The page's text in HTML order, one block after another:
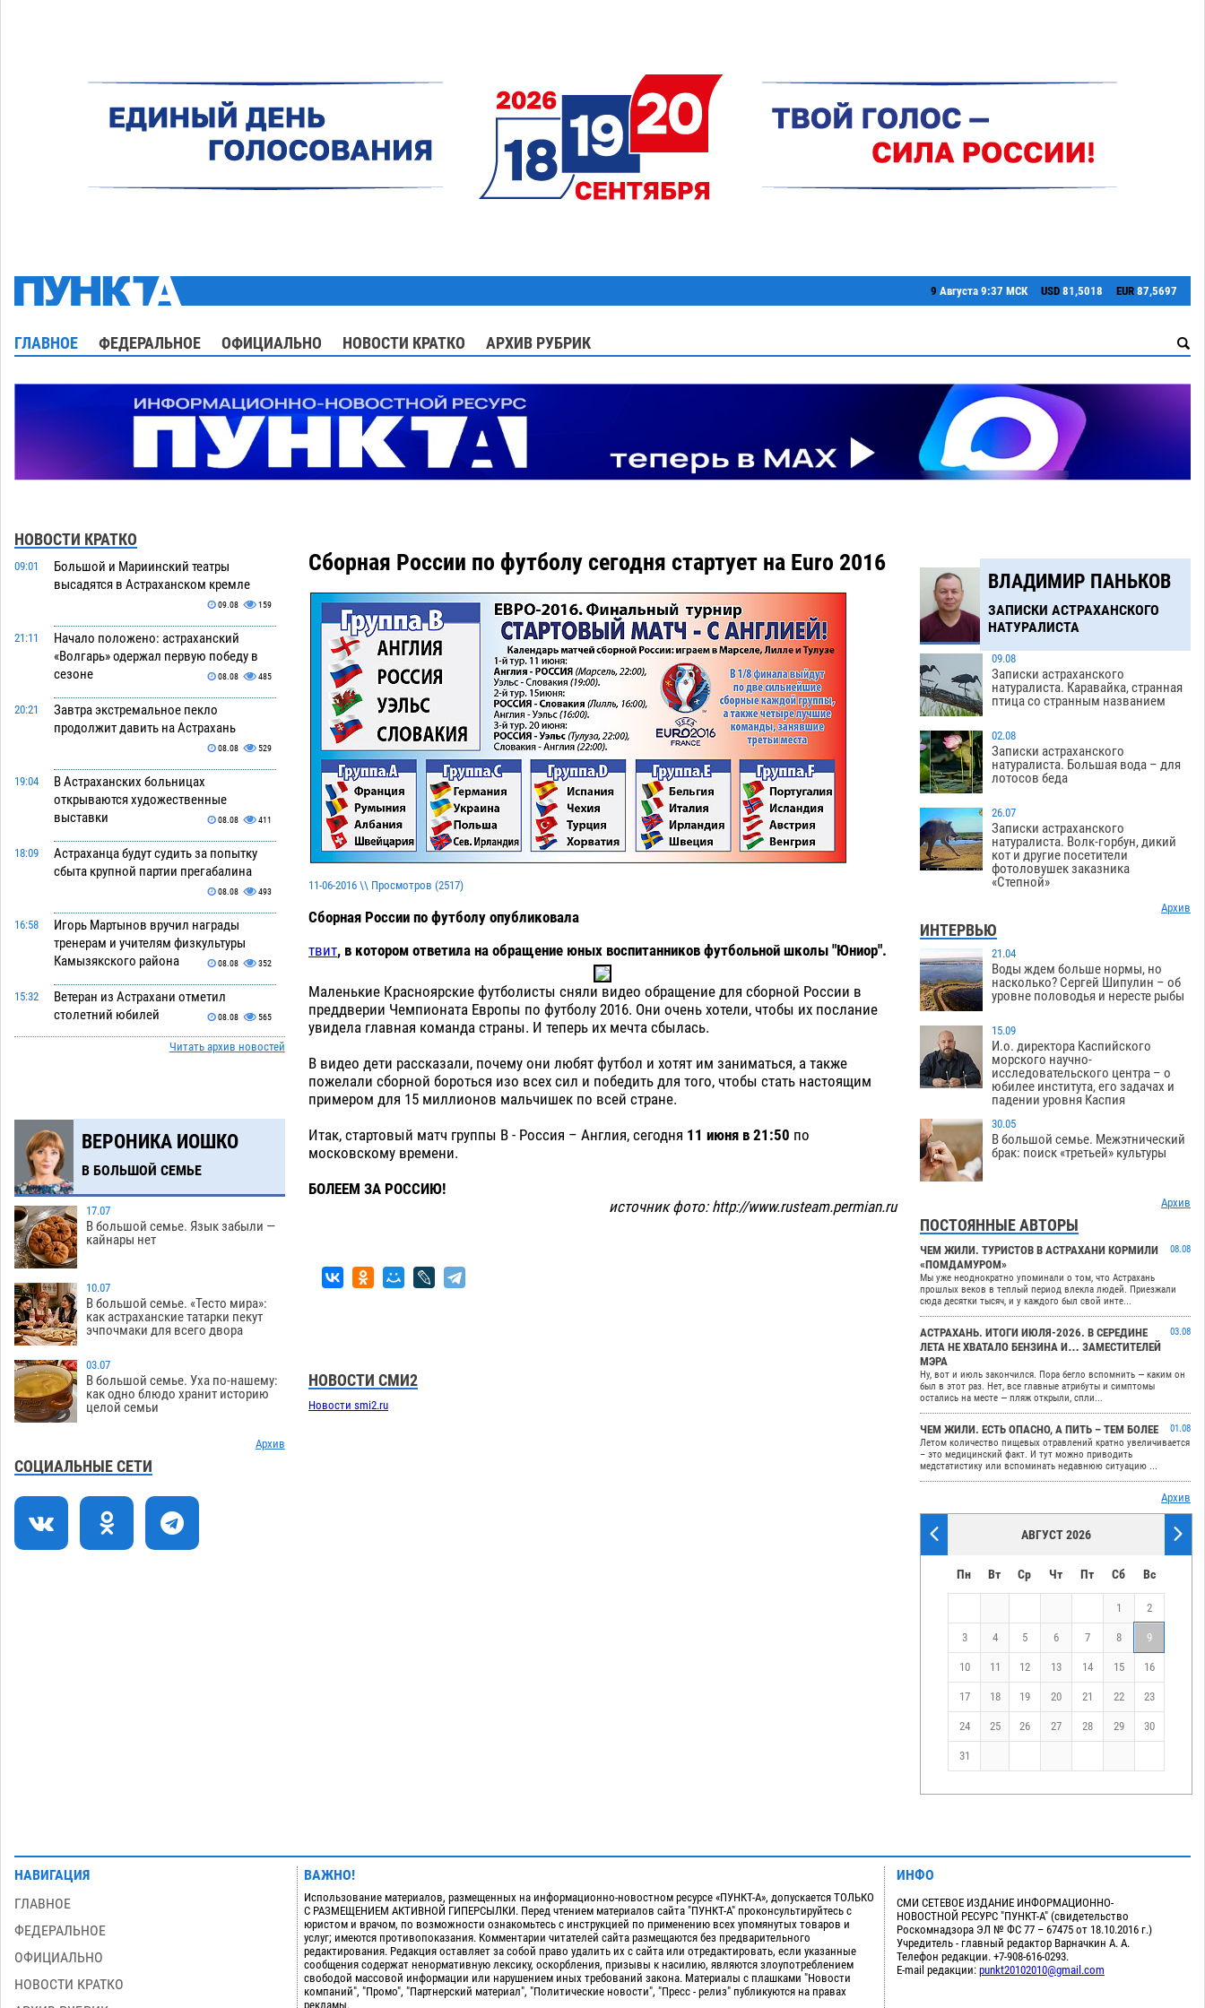
9 Августа 9:37 МСК USD 81,5018 EUR 87,5697
ГЛАВНОЕ ФЕДЕРАЛЬНОЕ ОФИЦИАЛЬНО НОВОСТИ КРАТКО АРХИВ РУБРИК
НОВОСТИ КРАТКО
09:01
Большой и Мариинский театры
высадятся в Астраханском кремле
09.08 159
21:11
Начало положено: астраханский
«Волгарь» одержал первую победу в
сезоне
08.08 485
20:21
Завтра экстремальное пекло
продолжит давить на Астрахань
08.08 529
19:04
В Астраханских больницах
открываются художественные
выставки
08.08 411
18:09
Астраханца будут судить за попытку
сбыта крупной партии прегабалина
08.08 493
16:58
Игорь Мартынов вручил награды
тренерам и учителям физкультуры
Камызякского района
08.08 352
15:32
Ветеран из Астрахани отметил
столетний юбилей
08.08 565
Погибший на Донбассе волонтер из
13:10
Подросток, перебегавший дорогу вне
перехода, попал под колеса авто в
Астрахани
12:02
Астраханский следком помог
подростку получить зарплату за
честный труд
08.08 439
10:51
Фаворитская ноша: астраханские
гандболисты крупно проиграли
пермякам
08.08 409
09:00
Лидеры чеченской диаспоры в
лихача с улицы Никольской
08.08 886
18:00
Завтра астраханцы проведут день в
режиме экстремальной температурной
нагрузки
17:09
Астраханский котлован с мусором
угрожает плодородию Харабалинского
Читать архив новостей
ВЕРОНИКА ИОШКО
В БОЛЬШОЙ СЕМЬЕ
17.07
В большой семье. Язык забыли —
кайнары нет
10.07
В большой семье. «Тесто мира»:
как астраханские татарки пекут
эчпочмаки для всего двора
03.07
В большой семье. Уха по-нашему:
как одно блюдо хранит историю
целой семьи
Архив
СОЦИАЛЬНЫЕ СЕТИ
Сборная России по футболу сегодня стартует на Euro 2016
11-06-2016 \\ Просмотров (2517)
Сборная России по футболу опубликовала
твит, в котором ответила на обращение юных воспитанников футбольной школы "Юниор".
Маленькие Красноярские футболисты сняли видео обращение для сборной России в
преддверии Чемпионата Европы по футболу 2016. Они очень хотели, чтобы их послание
увидела главная команда страны. И теперь их мечта сбылась.
В видео дети рассказали, почему они любят футбол и хотят им заниматься, а также
пожелали сборной бороться изо всех сил и победить для того, чтобы стать настоящим
примером для 15 миллионов мальчишек по всей стране.
Итак, стартовый матч группы B - Россия – Англия, сегодня 11 июня в 21:50 по
московскому времени.
БОЛЕЕМ ЗА РОССИЮ!
источник фото: http://www.rusteam.permian.ru
НОВОСТИ СМИ2
Новости smi2.ru
ВЛАДИМИР ПАНЬКОВ
ЗАПИСКИ АСТРАХАНСКОГО
НАТУРАЛИСТА
09.08
Записки астраханского
натуралиста. Каравайка, странная
птица со странным названием
02.08
Записки астраханского
натуралиста. Большая вода – для
лотосов беда
26.07
Записки астраханского
натуралиста. Волк-горбун, дикий
кот и другие посетители
фотоловушек заказника
«Степной»
Архив
ИНТЕРВЬЮ
21.04
Воды ждем больше нормы, но
насколько? Сергей Шипулин – об
уровне половодья и нересте рыбы
15.09
И.о. директора Каспийского
морского научно-
исследовательского центра – о
юбилее института, его задачах и
падении уровня Каспия
30.05
В большой семье. Межэтнический
брак: поиск «третьей» культуры
Архив
ПОСТОЯННЫЕ АВТОРЫ
ЧЕМ ЖИЛИ. ТУРИСТОВ В АСТРАХАНИ КОРМИЛИ
«ПОМДАМУРОМ»
08.08
Мы уже неоднократно упоминали о том, что Астрахань
прошлых веков в теплый период влекла людей. Приезжали
сюда десятки тысяч, и у каждого был свой инте...
АСТРАХАНЬ. ИТОГИ ИЮЛЯ-2026. В СЕРЕДИНЕ
ЛЕТА НЕ ХВАТАЛО БЕНЗИНА И… ЗАМЕСТИТЕЛЕЙ
МЭРА
03.08
Ну, вот и июль закончился. Пора бегло вспомнить — каким он
был в этот раз. Нет, все главные атрибуты и симптомы
остались на месте — пляж открыли, спли...
ЧЕМ ЖИЛИ. ЕСТЬ ОПАСНО, А ПИТЬ – ТЕМ БОЛЕЕ
01.08
Летом количество пищевых отравлений кратно увеличивается
– это медицинский факт. И тут можно приводить
медстатистику или вспоминать недавнюю ситуацию ...
Архив
АВГУСТ 2026
Пн Вт Ср Чт Пт Сб Вс
1 2
3 4 5 6 7 8 9
10 11 12 13 14 15 16
17 18 19 20 21 22 23
24 25 26 27 28 29 30
31
НАВИГАЦИЯ
ГЛАВНОЕ
ФЕДЕРАЛЬНОЕ
ОФИЦИАЛЬНО
НОВОСТИ КРАТКО
ВАЖНО!
Использование материалов, размещенных на информационно-новостном ресурсе «ПУНКТ-А», допускается ТОЛЬКО
С РАЗМЕЩЕНИЕМ АКТИВНОЙ ГИПЕРСЫЛКИ. Перед чтением материалов сайта "ПУНКТ-А" проконсультируйтесь с
юристом и врачом, по возможности ознакомьтесь с инструкцией по применению всех упомянутых товаров и
услуг; имеются противопоказания. Комментарии читателей сайта размещаются без предварительного
редактирования. Редакция оставляет за собой право удалить их с сайта или отредактировать, если указанные
сообщения содержат ненормативную лексику, оскорбления, призывы к насилию, являются злоупотреблением
свободой массовой информации или нарушением иных требований закона. Материалы с плашками "Новости
компаний", "Промо", "Партнерский материал", "Политические новости", "Пресс - релиз" публикуются на правах
рекламы.
ИНФО
СМИ СЕТЕВОЕ ИЗДАНИЕ ИНФОРМАЦИОННО-
НОВОСТНОЙ РЕСУРС "ПУНКТ-А" (свидетельство
Роскомнадзора ЭЛ № ФС 77 – 67475 от 18.10.2016 г.)
Учредитель - главный редактор Варначкин А. А.
Телефон редакции. +7-908-616-0293.
E-mail редакции: punkt20102010@gmail.com